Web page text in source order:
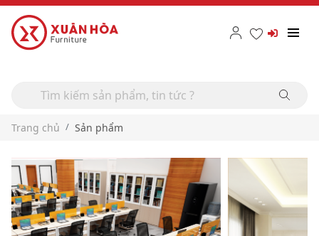
Trang chủ Sản phẩm